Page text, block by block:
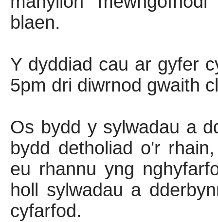
blaen.
Y dyddiad cau ar gyfer
5pm dri diwrnod gwaith
Os bydd y sylwadau a
bydd detholiad o'r
eu rhannu yng
holl sylwadau a
cyfarfod.